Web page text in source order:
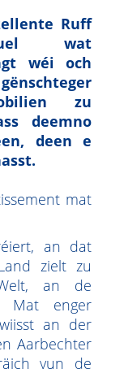
Ruff
wat
wéi och
zu
deemno
deen e
mat
an dat
zielt zu
an de
Mat enger
an der
Aarbechter
vun de